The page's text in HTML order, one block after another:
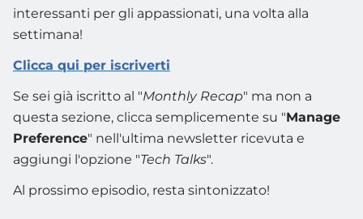
interessanti per gli appassionati, una volta alla
settimana!
Clicca qui per iscriverti
Se sei già iscritto al "Monthly Recap" ma non a
questa sezione, clicca semplicemente su "Manage
Preference" nell'ultima newsletter ricevuta e
aggiungi l'opzione "Tech Talks".
Al prossimo episodio, resta sintonizzato!